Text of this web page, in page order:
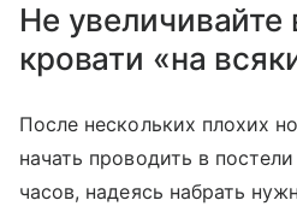
Не увеличивайте
кровати «на
После нескольких плохих
начать проводить в
часов, надеясь набрать